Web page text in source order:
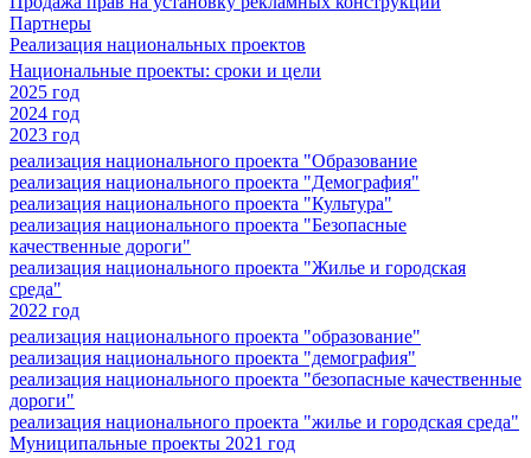
Партнеры
Реализация национальных проектов
Национальные проекты: сроки и цели
2025 год
2024 год
2023 год
реализация национального проекта "Образование
реализация национального проекта "Демография"
реализация национального проекта "Культура"
реализация национального проекта "Безопасные
качественные дороги"
реализация национального проекта "Жилье и городская
среда"
2022 год
реализация национального проекта "образование"
реализация национального проекта "демография"
реализация национального проекта "безопасные качественные
дороги"
реализация национального проекта "жилье и городская среда"
Муниципальные проекты 2021 год